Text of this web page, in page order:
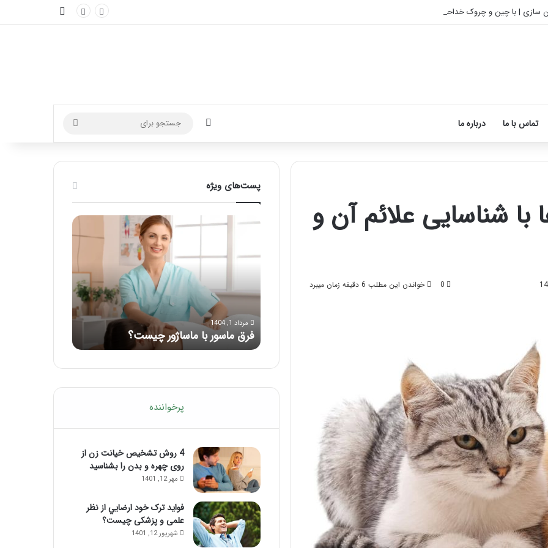
سازی | با چین و چروک خداحافظی کن
تماس با ما درباره ما تغییر پوسته
برای
با شناسایی علائم آن و
0 خواندن این مطلب 6 دقیقه زمان میبرد
پست‌های ویژه
فرق
ماسور
نحوه
بعد
چربی؛
نبایدهای
آن!
نحوه ماساژ صورت بعد از تزریق چربی؛
بایدها و نبایدهای آن!
آموزش
شکستن
خانه
پرخواننده
4 روش تشخیص خیانت زن از
روی چهره و بدن را بشناسید
مهر 12, 1401
فواید ترک خود ارضايي از نظر
علمی و پزشکی چیست؟
شهریور 12, 1401